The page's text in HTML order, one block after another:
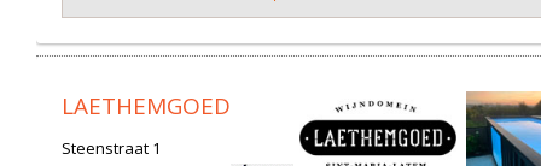
LAETHEMGOED
Steenstraat 1